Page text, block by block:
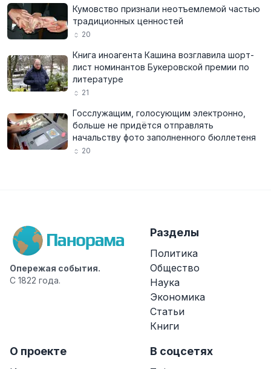
Кумовство признали неотъемлемой частью
традиционных ценностей
20
Книга иноагента Кашина возглавила шорт-
лист номинантов Букеровской премии по
литературе
21
Госслужащим, голосующим электронно,
больше не придётся отправлять
начальству фото заполненного бюллетеня
20
Опережая события.
С 1822 года.
Разделы
Политика
Общество
Наука
Экономика
Статьи
Книги
О проекте В соцсетях